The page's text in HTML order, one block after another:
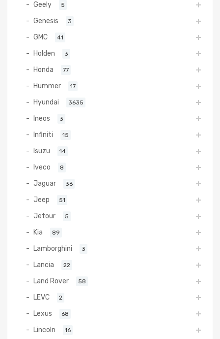
Geely 5
Genesis 3
GMC 41
Holden 3
Honda 77
Hummer 17
Hyundai 3635
Ineos 3
Infiniti 15
Isuzu 14
Iveco 8
Jaguar 36
Jeep 51
Jetour 5
Kia 89
Lamborghini 3
Lancia 22
Land Rover 58
LEVC 2
Lexus 68
Lincoln 16